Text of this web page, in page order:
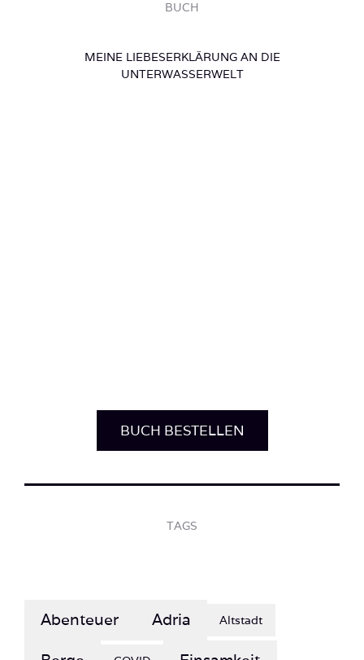
BUCH
MEINE LIEBESERKLÄRUNG AN DIE
UNTERWASSERWELT
Berge COVID Einsamkeit